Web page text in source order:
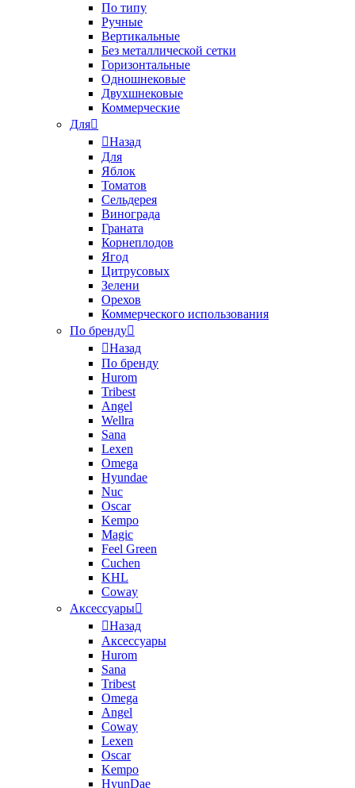
По типу
Ручные
Вертикальные
Без металлической сетки
Горизонтальные
Одношнековые
Двухшнековые
Коммерческие
Для
Назад
Для
Яблок
Томатов
Cельдерея
Винограда
Граната
Корнеплодов
Ягод
Цитрусовых
Зелени
Орехов
Коммерческого использования
По бренду
Назад
По бренду
Hurom
Tribest
Angel
Wellra
Sana
Lexen
Omega
Hyundae
Nuc
Oscar
Kempo
Magic
Feel Green
Cuchen
KHL
Coway
Аксессуары
Назад
Аксессуары
Hurom
Sana
Tribest
Omega
Angel
Coway
Lexen
Oscar
Kempo
HyunDae